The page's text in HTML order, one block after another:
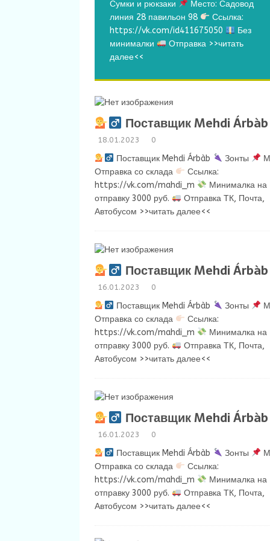
Сумки и рюкзаки
Место: Садовод
линия 28 павильон 98
Ссылка:
https://vk.com/id411675050
Без
минималки
Отправка >>читать
далее<<
Поставщик Mehdi Árbàb
18.01.2023 0
Поставщик Mehdi Árbàb Зонты
Отправка со склада
Ссылка:
https://vk.com/mahdi_m
Минималка на
отправку 3000 руб.
Отправка ТК, Почта,
Автобусом >>читать далее<<
Поставщик Mehdi Árbàb
16.01.2023 0
Поставщик Mehdi Árbàb Зонты
Отправка со склада
Ссылка:
https://vk.com/mahdi_m
Минималка на
отправку 3000 руб.
Отправка ТК, Почта,
Автобусом >>читать далее<<
Поставщик Mehdi Árbàb
16.01.2023 0
Поставщик Mehdi Árbàb Зонты
Отправка со склада
Ссылка:
https://vk.com/mahdi_m
Минималка на
отправку 3000 руб.
Отправка ТК, Почта,
Автобусом >>читать далее<<